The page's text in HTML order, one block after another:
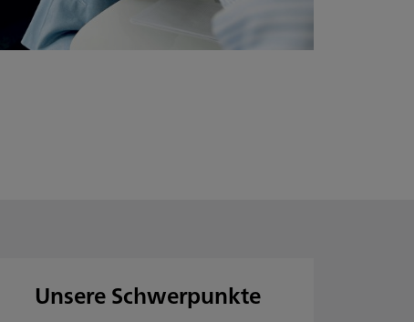
Unsere Schwerpunkte